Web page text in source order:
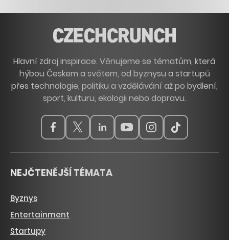
Hlavní zdroj inspirace. Věnujeme se tématům, která
hýbou Českem a světem, od byznysu a startupů
přes technologie, politiku a vzdělávání až po bydlení,
sport, kulturu, ekologii nebo dopravu.
NEJČTENĚJŠÍ TÉMATA
Byznys
Entertainment
Startupy